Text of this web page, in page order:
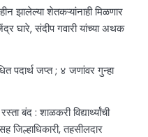
झालेल्या शेतकऱ्यांनाही मिळणार
घारे, संदीप गवारी यांच्या अथक
पदार्थ जप्त ; ४ जणांवर गुन्हा
बंद : शाळकरी विद्यार्थ्यांची
जिल्हाधिकारी, तहसीलदार